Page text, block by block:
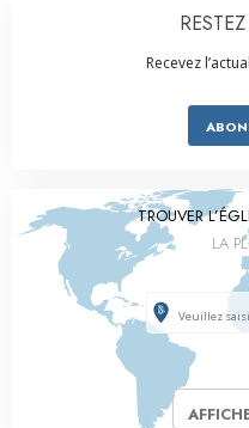
Recevez
TROUVER
LA